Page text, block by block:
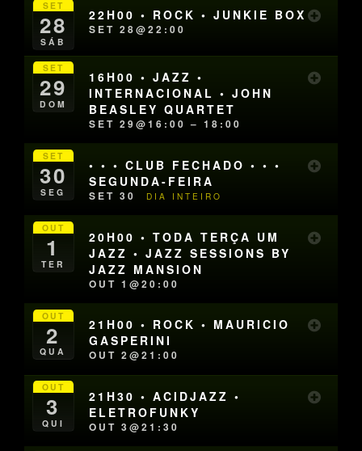
SET
28
SÁB
22H00 • ROCK • JUNKIE BOX
SET 28@22:00
SET
29
DOM
16H00 • JAZZ •
INTERNACIONAL • JOHN
BEASLEY QUARTET
SET 29@16:00 – 18:00
SET
30
SEG
• • • CLUB FECHADO • • •
SEGUNDA-FEIRA
SET 30 DIA INTEIRO
OUT
1
TER
20H00 • TODA TERÇA UM
JAZZ • JAZZ SESSIONS BY
JAZZ MANSION
OUT 1@20:00
OUT
2
QUA
21H00 • ROCK • MAURICIO
GASPERINI
OUT 2@21:00
OUT
3
QUI
21H30 • ACIDJAZZ •
ELETROFUNKY
OUT 3@21:30